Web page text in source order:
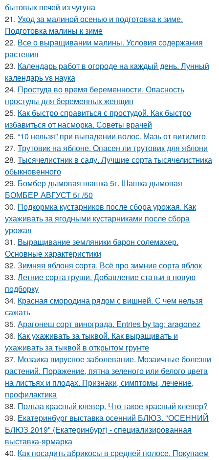
бытовых печей из чугуна
21. Уход за малиной осенью и подготовка к зиме.
Подготовка малины к зиме
22. Все о выращивании малины. Условия содержания
растения
23. Календарь работ в огороде на каждый день. Лунный
календарь vs наука
24. Простуда во время беременности. Опасность
простуды для беременных женщин
25. Как быстро справиться с простудой. Как быстро
избавиться от насморка. Советы врачей
26. “10 нельзя” при выпадении волос. Мазь от витилиго
27. Трутовик на яблоне. Опасен ли трутовик для яблони
28. Тысячелистник в саду. Лучшие сорта тысячелистника
обыкновенного
29. Бомбер дымовая шашка 5г. Шашка дымовая
БОМБЕР АВГУСТ 5г /50
30. Подкормка кустарников после сбора урожая. Как
ухаживать за ягодными кустарниками после сбора
урожая
31. Выращивание земляники барон солемахер.
Основные характеристики
32. Зимняя яблоня сорта. Всё про зимние сорта яблок
33. Летние сорта груши. Добавление статьи в новую
подборку
34. Красная смородина рядом с вишней. С чем нельзя
сажать
35. Арагонеш сорт винограда. Entries by tag: aragonez
36. Как ухаживать за тыквой. Как выращивать и
ухаживать за тыквой в открытом грунте
37. Мозаика вирусное заболевание. Мозаичные болезни
растений. Поражение, пятна зеленого или белого цвета
на листьях и плодах. Признаки, симптомы, лечение,
профилактика
38. Польза красный клевер. Что такое красный клевер?
39. Екатеринбург выставка осенний БЛЮЗ. "ОСЕННИЙ
БЛЮЗ 2019" (Екатеринбург) - специализированная
выставка-ярмарка
40. Как посадить абрикосы в средней полосе. Покупаем